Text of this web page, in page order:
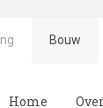
Bouw
Home